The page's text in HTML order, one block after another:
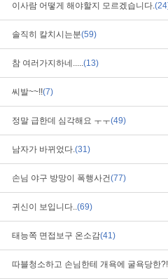
이사람 어떻게 해야할지 모르겠습니다.
솔직히 칼치시는분(59)
참 여러가지하네.....(13)
씨발~~!!(7)
정말 급한데 심각해요 ㅜㅜ(49)
남자가 바뀌었다.(31)
손님 야구 방망이 폭행사건(77)
귀신이 보입니다..(69)
태능쪽 면접보구 온소감(41)
따블청소하고 손님한테 개욕에 굴욕당한?!